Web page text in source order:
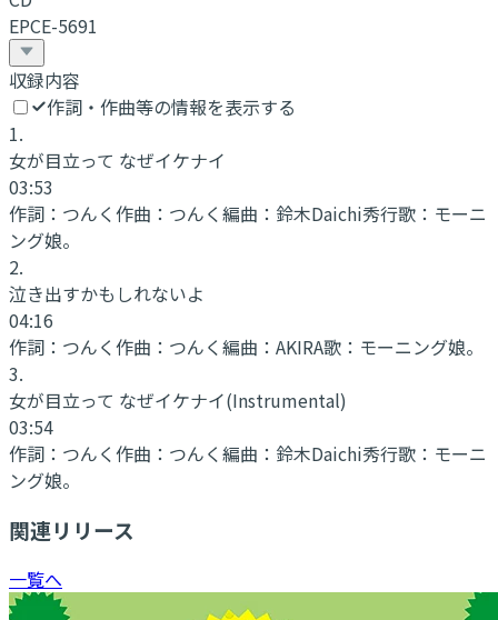
EPCE-5691
収録内容
作詞・作曲等の情報を表示する
1.
女が目立って なぜイケナイ
03:53
作詞： つんく作曲： つんく編曲： 鈴木Daichi秀行歌： モーニ
ング娘。
2.
泣き出すかもしれないよ
04:16
作詞： つんく作曲： つんく編曲： AKIRA歌： モーニング娘。
3.
女が目立って なぜイケナイ(Instrumental)
03:54
作詞： つんく作曲： つんく編曲： 鈴木Daichi秀行歌： モーニ
ング娘。
関連リリース
一覧へ